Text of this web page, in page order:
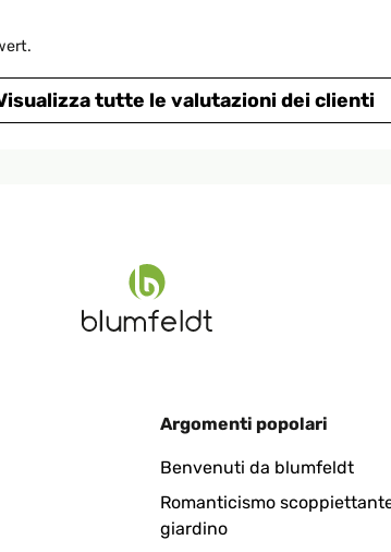
und habe auch feine Linien gut zeichnen
tutte le valutazioni dei clienti
Argomenti popolari
Benvenuti da blumfeldt
Romanticismo
giardino